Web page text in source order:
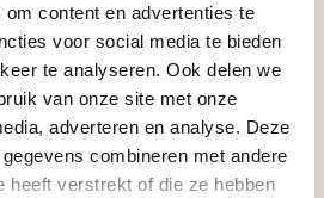
content en advertenties te
voor social media te bieden
te analyseren. Ook delen we
van onze site met onze
adverteren en analyse. Deze
combineren met andere
heeft verstrekt of die ze hebben
advies?
tijdens de
Dordrecht hanteren tijdens
openingstijden op
voor de